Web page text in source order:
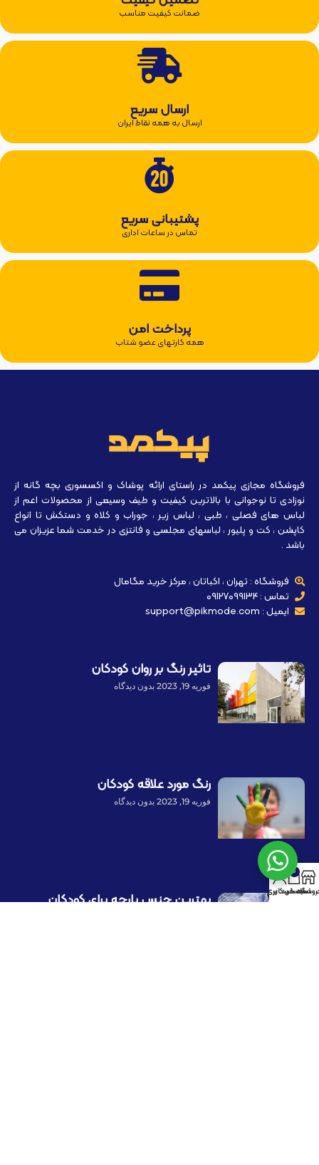
ضمانت کیفیت مناسب
ارسال سریع
ارسال به همه نقاط ایران
پشتیبانی سریع
تماس در ساعات اداری
پرداخت امن
همه کارتهای عضو شتاب
فروشگاه مجازی پیکمد در راستای ارائه پوشاک و اکسسوری بچه گانه از
نوزادی تا نوجوانی با بالاترین کیفیت و طیف وسیعی از محصولات اعم از
لباس های فصلی ، طبی ، لباس زیر ، جوراب و کلاه و دستکش تا انواع
کاپشن ، کت و پلیور ، لباسهای مجلسی و فانتزی در خدمت شما عزیزان می
باشد .
فروشگاه : تهران ، اکباتان ، مرکز خرید مگامال
تماس : 09127099134
ایمیل : support@pikmode.com
تاثیر رنگ بر روان کودکان
فوریه 19, 2023 بدون دیدگاه
رنگ مورد علاقه کودکان
فوریه 19, 2023 بدون دیدگاه
بهترین جنس پارچه برای کودکان
0
سبد خرید
حساب کاربری من